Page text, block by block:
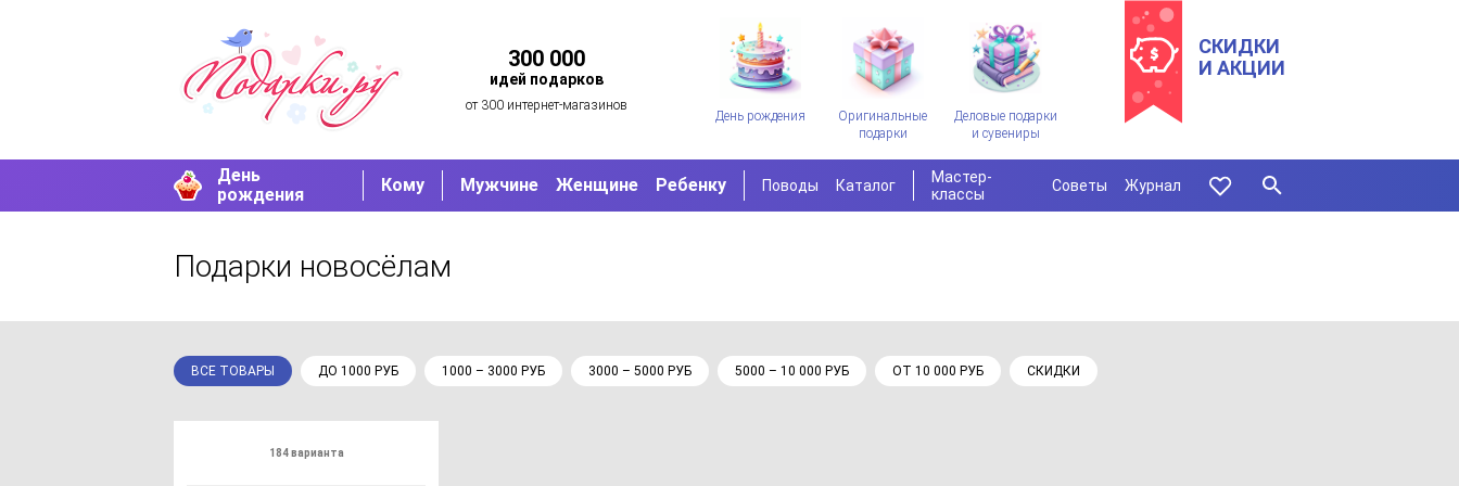
300 000
идей подарков
от 300 интернет-магазинов
День рождения
Оригинальные
подарки
Деловые подарки
и сувениры
СКИДКИ
И АКЦИИ
День
рождения
Кому Мужчине Женщине Ребенку Поводы Каталог
Мастер-
классы
Советы Журнал
Подарки новосёлам
ВСЕ ТОВАРЫ ДО 1000 РУБ 1000 – 3000 РУБ 3000 – 5000 РУБ 5000 – 10 000 РУБ ОТ 10 000 РУБ СКИДКИ
184 варианта